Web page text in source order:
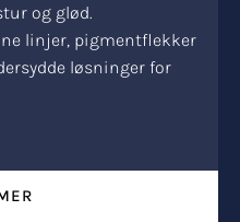
og glød.
linjer, pigmentflekker
løsninger for